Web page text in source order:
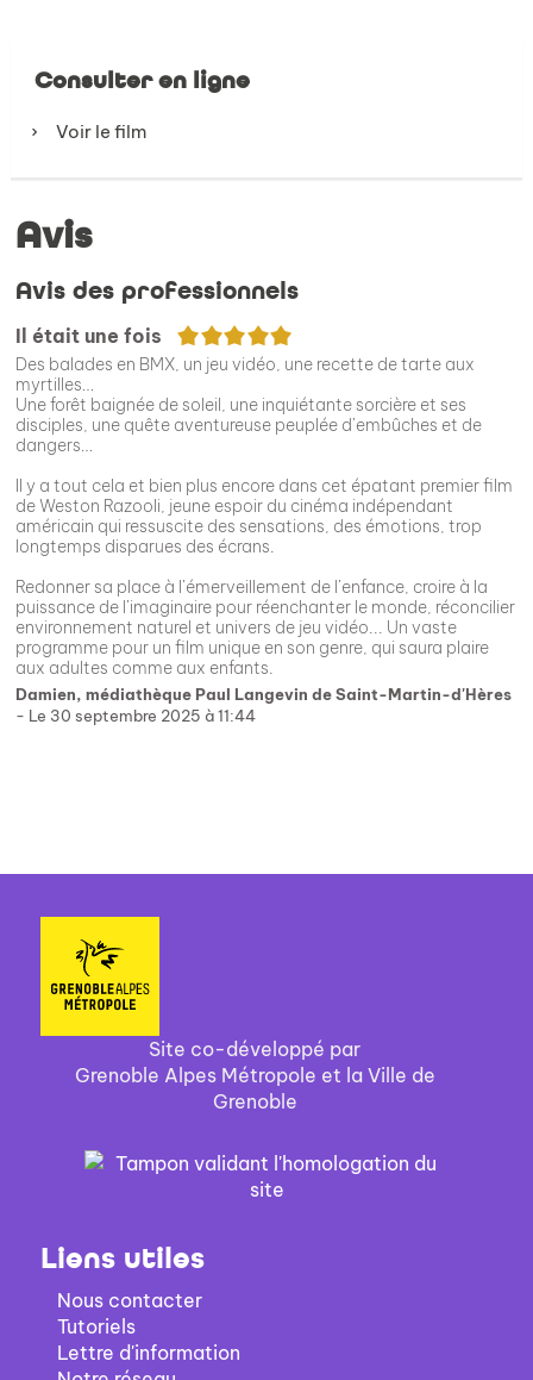
Consulter en ligne
Voir le film
Avis
Avis des professionnels
Il était une fois 5/5
Des balades en BMX, un jeu vidéo, une recette de tarte aux
myrtilles…
Une forêt baignée de soleil, une inquiétante sorcière et ses
disciples, une quête aventureuse peuplée d’embûches et de
dangers…
Il y a tout cela et bien plus encore dans cet épatant premier film
de Weston Razooli, jeune espoir du cinéma indépendant
américain qui ressuscite des sensations, des émotions, trop
longtemps disparues des écrans.
Redonner sa place à l’émerveillement de l’enfance, croire à la
puissance de l’imaginaire pour réenchanter le monde, réconcilier
environnement naturel et univers de jeu vidéo... Un vaste
programme pour un film unique en son genre, qui saura plaire
aux adultes comme aux enfants.
Damien, médiathèque Paul Langevin de Saint-Martin-d'Hères
- Le 30 septembre 2025 à 11:44
Site co-développé par
Grenoble Alpes Métropole et la Ville de
Grenoble
Liens utiles
Nous contacter
Tutoriels
Lettre d'information